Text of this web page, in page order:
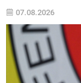
açıkladığı 2. ve 3....
07.08.2026